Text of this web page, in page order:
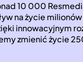
10 000
na życie
innowacyjnym
zmienić życie